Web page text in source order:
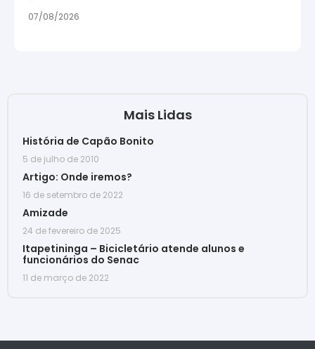
07/08/2026
Mais Lidas
História de Capão Bonito
5 de julho de 2010
Artigo: Onde iremos?
16 de setembro de 2022
Amizade
24 de fevereiro de 2025
Itapetininga – Bicicletário atende alunos e
funcionários do Senac
11 de março de 2022